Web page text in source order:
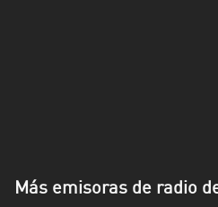
Más emisoras de radio